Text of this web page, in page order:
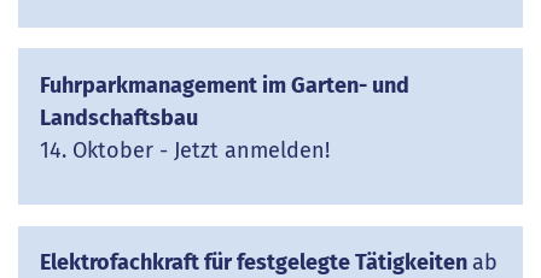
Fuhrparkmanagement im Garten- und
Landschaftsbau
14. Oktober - Jetzt anmelden!
Elektrofachkraft für festgelegte Tätigkeiten ab